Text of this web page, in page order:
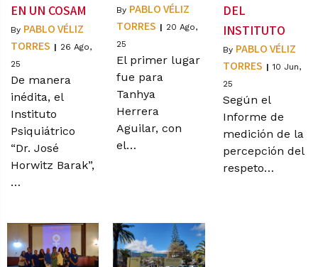
EN UN COSAM
By PABLO VÉLIZ
TORRES | 26 Ago,
25
De manera
inédita, el
Instituto
Psiquiátrico
“Dr. José
Horwitz Barak”,
…
By PABLO VÉLIZ
TORRES | 20 Ago,
25
El primer lugar
fue para
Tanhya
Herrera
Aguilar, con
el…
DEL
INSTITUTO
By PABLO VÉLIZ
TORRES | 10 Jun,
25
Según el
Informe de
medición de la
percepción del
respeto…